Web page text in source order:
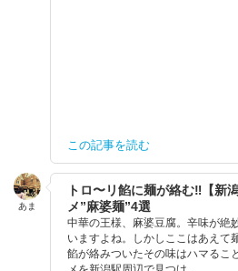
この記事を読む
あま
トロ〜リ餡に麺が絡む‼︎【新
メ”麻婆麺”4選
中華の王様、麻婆豆腐。辛味が絶
いますよね。しかしここはあえて
餡が絡みついたその味はハマるこ